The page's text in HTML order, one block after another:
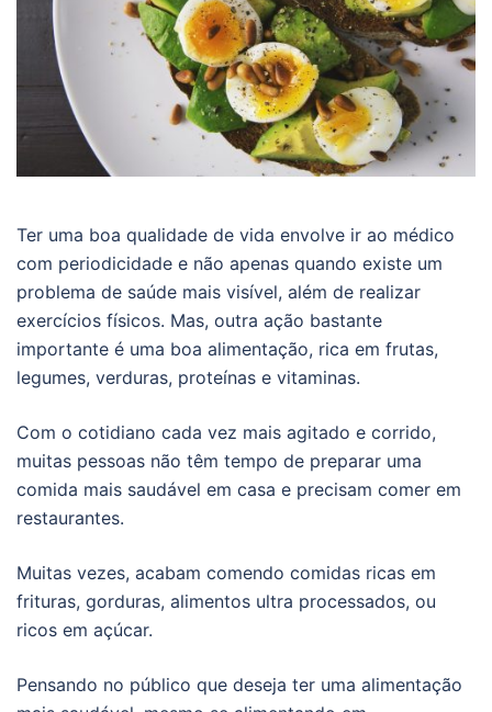
Ter uma boa qualidade de vida envolve ir ao médico
com periodicidade e não apenas quando existe um
problema de saúde mais visível, além de realizar
exercícios físicos. Mas, outra ação bastante
importante é uma boa alimentação, rica em frutas,
legumes, verduras, proteínas e vitaminas.
Com o cotidiano cada vez mais agitado e corrido,
muitas pessoas não têm tempo de preparar uma
comida mais saudável em casa e precisam comer em
restaurantes.
Muitas vezes, acabam comendo comidas ricas em
frituras, gorduras, alimentos ultra processados, ou
ricos em açúcar.
Pensando no público que deseja ter uma alimentação